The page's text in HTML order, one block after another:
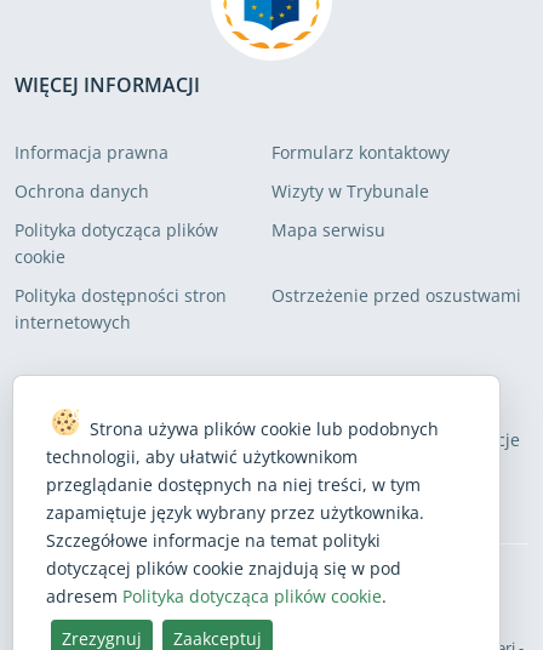
WIĘCEJ INFORMACJI
Informacja prawna
Formularz kontaktowy
Ochrona danych
Wizyty w Trybunale
Polityka dotycząca plików
cookie
Mapa serwisu
Polityka dostępności stron
internetowych
Ostrzeżenie przed oszustwami
Dzięki subskrypcji będziesz otrzymywać najnowsze informacje
Subskrybuj
BlueSky
Facebook
Instagram
Linkedin
Mastodon
Threads
X
Strona używa plików cookie lub podobnych
technologii, aby ułatwić użytkownikom
przeglądanie dostępnych na niej treści, w tym
zapamiętuje język wybrany przez użytkownika.
Szczegółowe informacje na temat polityki
dotyczącej plików cookie znajdują się w pod
adresem Polityka dotycząca plików cookie.
Zrezygnuj
Zaakceptuj